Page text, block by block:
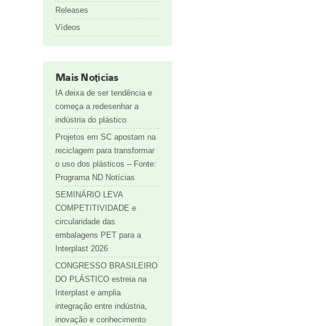
Releases
Vídeos
Mais Notícias
IA deixa de ser tendência e
começa a redesenhar a
indústria do plástico
Projetos em SC apostam na
reciclagem para transformar
o uso dos plásticos – Fonte:
Programa ND Notícias
SEMINÁRIO LEVA
COMPETITIVIDADE e
circularidade das
embalagens PET para a
Interplast 2026
CONGRESSO BRASILEIRO
DO PLÁSTICO estreia na
Interplast e amplia
integração entre indústria,
inovação e conhecimento